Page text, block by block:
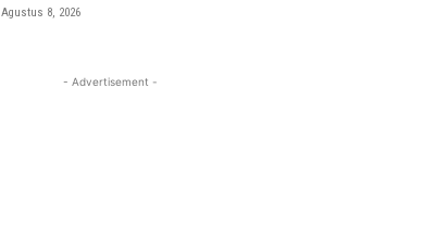
Agustus 8, 2026
- Advertisement -